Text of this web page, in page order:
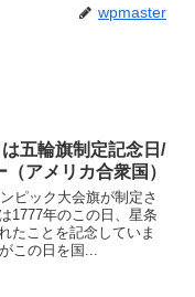
wpmaster
五輪旗制定記念日/
アメリカ合衆国）
ピック大会旗が制定さ
1777年のこの日、星条
たことを記念していま
この日を国...